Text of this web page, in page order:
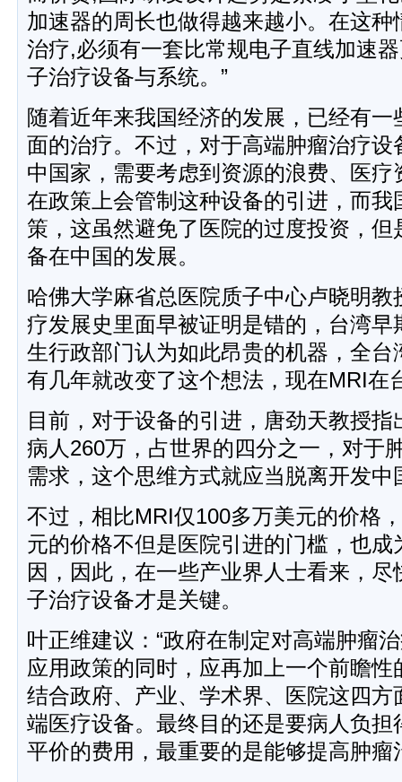
加速器的周长也做得越来越小。在这
治疗,必须有一套比常规电子直线加速
子治疗设备与系统。”
随着近年来我国经济的发展，已经有
面的治疗。不过，对于高端肿瘤治疗
中国家，需要考虑到资源的浪费、医
在政策上会管制这种设备的引进，而我
策，这虽然避免了医院的过度投资，
备在中国的发展。
哈佛大学麻省总医院质子中心卢晓明教
疗发展史里面早被证明是错的，台湾
生行政部门认为如此昂贵的机器，全
有几年就改变了这个想法，现在MRI在
目前，对于设备的引进，唐劲天教授指
病人260万，占世界的四分之一，对于
需求，这个思维方式就应当脱离开发中
不过，相比MRI仅100多万美元的价格
元的价格不但是医院引进的门槛，也
因，因此，在一些产业界人士看来，
子治疗设备才是关键。
叶正维建议：“政府在制定对高端肿瘤
应用政策的同时，应再加上一个前瞻
结合政府、产业、学术界、医院这四
端医疗设备。最终目的还是要病人负
平价的费用，最重要的是能够提高肿瘤